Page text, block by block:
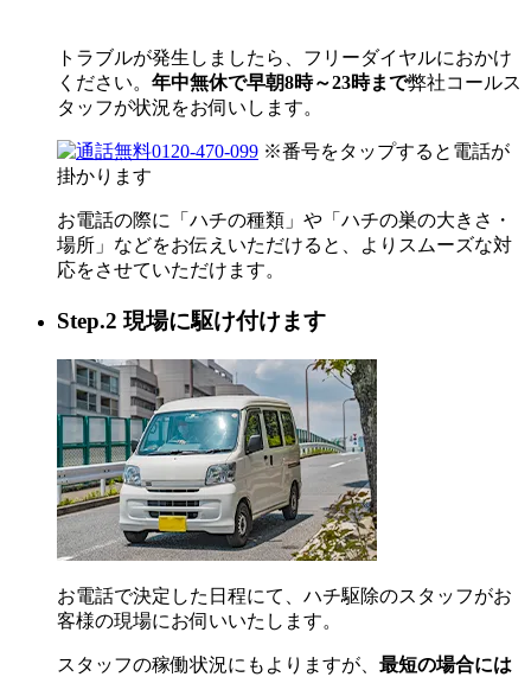
トラブルが発生しましたら、フリーダイヤルにおかけ
ください。 年中無休で早朝8時～23時まで弊社コールス
タッフが状況をお伺いします。
0120-470-099 ※番号をタップすると電話が
掛かります
お電話の際に「ハチの種類」や「ハチの巣の大きさ・
場所」などをお伝えいただけると、よりスムーズな対
応をさせていただけます。
Step.2 現場に駆け付けます
お電話で決定した日程にて、ハチ駆除のスタッフがお
客様の現場にお伺いいたします。
スタッフの稼働状況にもよりますが、 最短の場合には